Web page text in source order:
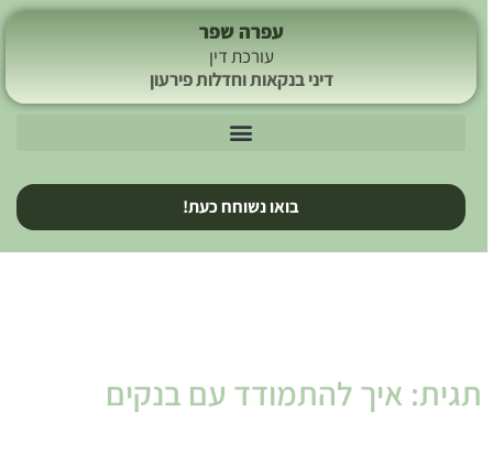
עפרה שפר
עורכת דין
דיני בנקאות וחדלות פירעון
בואו נשוחח כעת!
תגית: איך להתמודד עם בנקים